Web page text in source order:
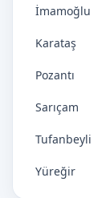
İmamoğlu
Karataş
Pozantı
Sarıçam
Tufanbeyli
Yüreğir